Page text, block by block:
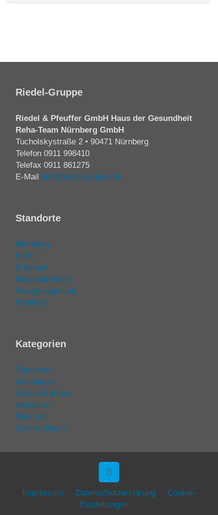
Riedel-Gruppe
Riedel & Pfeuffer GmbH Haus der Gesundheit
Reha-Team Nürnberg GmbH
Tucholskystraße 2 • 90471 Nürnberg
Telefon 0911 998410
Telefax 0911 861275
E-Mail info@riedel-gruppe.de
Standorte
Nürnberg
Fürth
Erlangen
Neustadt/Aisch
Georgensgmünd
Pleinfeld
Kategorien
Standorte
Leistungen
Jobs & Karriere
Aktuelles
Über uns
Online-Shop
Impressum Datenschutzerklärung
Cookie-
Einstellungen